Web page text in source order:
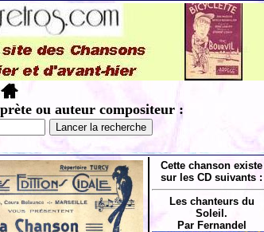
ou auteur compositeur :
Cette chanson existe
sur les CD suivants :
Les chanteurs du
Soleil.
Par Fernandel